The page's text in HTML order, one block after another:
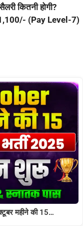
कितनी होगी?
(Pay Level-7)
महीने की 15…